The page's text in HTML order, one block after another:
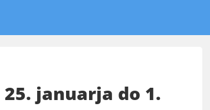
januarja do 1.